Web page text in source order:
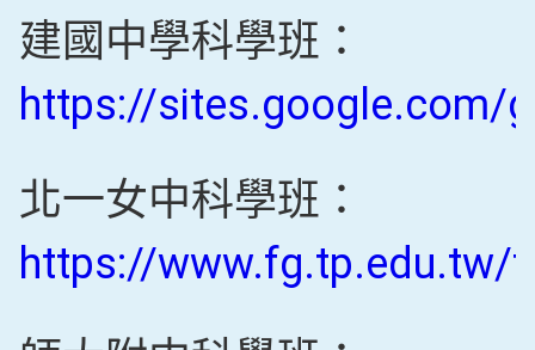
建國中學科學班：
https://sites.google.com/
北一女中科學班：
https://www.fg.tp.edu.tw/